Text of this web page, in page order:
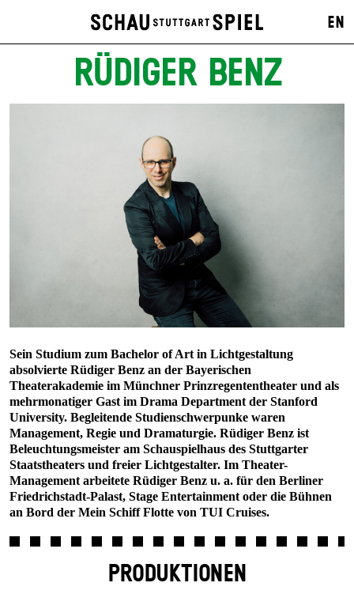
EN
RÜDIGER BENZ
Sein Studium zum Bachelor of Art in Lichtgestaltung
absolvierte Rüdiger Benz an der Bayerischen
Theaterakademie im Münchner Prinzregententheater und als
mehrmonatiger Gast im Drama Department der Stanford
University. Begleitende Studienschwerpunke waren
Management, Regie und Dramaturgie. Rüdiger Benz ist
Beleuchtungsmeister am Schauspielhaus des Stuttgarter
Staatstheaters und freier Lichtgestalter. Im Theater-
Management arbeitete Rüdiger Benz u. a. für den Berliner
Friedrichstadt-Palast, Stage Entertainment oder die Bühnen
an Bord der Mein Schiff Flotte von TUI Cruises.
PRODUKTIONEN